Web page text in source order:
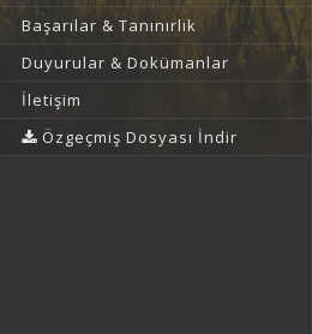
Başarılar & Tanınırlık
Duyurular & Dokümanlar
İletişim
Özgeçmiş Dosyası İndir